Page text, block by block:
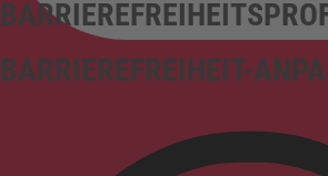
BARRIEREFREIHEIT-